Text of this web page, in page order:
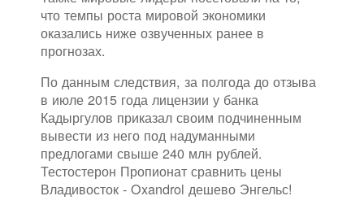
что темпы роста мировой экономики
оказались ниже озвученных ранее в
прогнозах.
По данным следствия, за полгода до отзыва
в июле 2015 года лицензии у банка
Кадыргулов приказал своим подчиненным
вывести из него под надуманными
предлогами свыше 240 млн рублей.
Тестостерон Пропионат сравнить цены
Владивосток - Oxandrol дешево Энгельс!